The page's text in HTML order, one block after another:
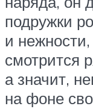
подружки
и
смотрится
а значит,
на фоне